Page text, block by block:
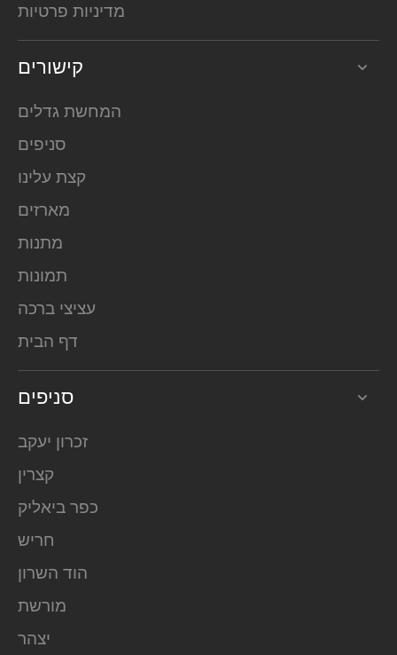
מדיניות פרטיות
קישורים
המחשת גדלים
סניפים
קצת עלינו
מארזים
מתנות
תמונות
עציצי ברכה
דף הבית
סניפים
זכרון יעקב
קצרין
כפר ביאליק
חריש
הוד השרון
מורשת
יצהר